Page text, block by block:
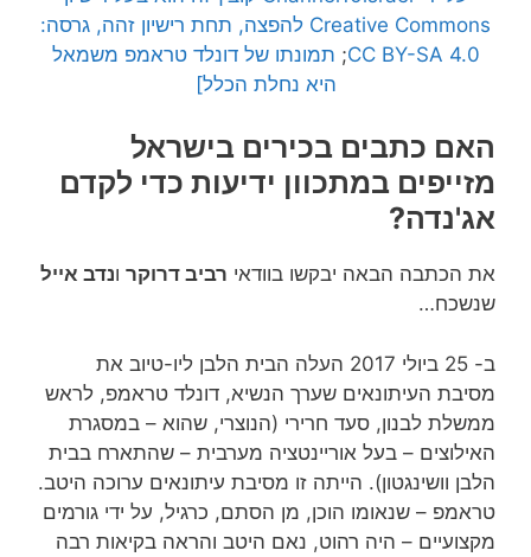
Creative Commons להפצה, תחת רישיון זהה, גרסה:
CC BY-SA 4.0
; תמונתו של דונלד טראמפ משמאל
היא נחלת הכלל]
האם כתבים בכירים בישראל
מזייפים במתכוון ידיעות כדי לקדם
אג'נדה?
את הכתבה הבאה יבקשו בוודאי רביב דרוקר ונדב אייל
שנשכח…
ב- 25 ביולי 2017 העלה הבית הלבן ליו-טיוב את
מסיבת העיתונאים שערך הנשיא, דונלד טראמפ, לראש
ממשלת לבנון, סעד חרירי (הנוצרי, שהוא – במסגרת
האילוצים – בעל אוריינטציה מערבית – שהתארח בבית
הלבן וושינגטון). הייתה זו מסיבת עיתונאים ערוכה היטב.
טראמפ – שנאומו הוכן, מן הסתם, כרגיל, על ידי גורמים
מקצועיים – היה רהוט, נאם היטב והראה בקיאות רבה